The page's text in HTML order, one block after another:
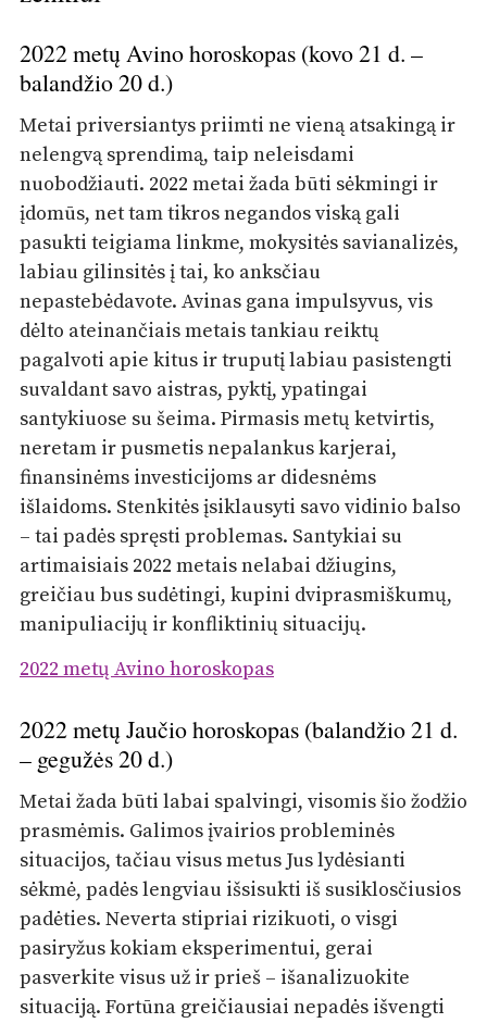
2022 metų Avino horoskopas (kovo 21 d. –
balandžio 20 d.)
Metai priversiantys priimti ne vieną atsakingą ir
nelengvą sprendimą, taip neleisdami
nuobodžiauti. 2022 metai žada būti sėkmingi ir
įdomūs, net tam tikros negandos viską gali
pasukti teigiama linkme, mokysitės savianalizės,
labiau gilinsitės į tai, ko anksčiau
nepastebėdavote. Avinas gana impulsyvus, vis
dėlto ateinančiais metais tankiau reiktų
pagalvoti apie kitus ir truputį labiau pasistengti
suvaldant savo aistras, pyktį, ypatingai
santykiuose su šeima. Pirmasis metų ketvirtis,
neretam ir pusmetis nepalankus karjerai,
finansinėms investicijoms ar didesnėms
išlaidoms. Stenkitės įsiklausyti savo vidinio balso
– tai padės spręsti problemas. Santykiai su
artimaisiais 2022 metais nelabai džiugins,
greičiau bus sudėtingi, kupini dviprasmiškumų,
manipuliacijų ir konfliktinių situacijų.
2022 metų Avino horoskopas
2022 metų Jaučio horoskopas (balandžio 21 d.
– gegužės 20 d.)
Metai žada būti labai spalvingi, visomis šio žodžio
prasmėmis. Galimos įvairios probleminės
situacijos, tačiau visus metus Jus lydėsianti
sėkmė, padės lengviau išsisukti iš susiklosčiusios
padėties. Neverta stipriai rizikuoti, o visgi
pasiryžus kokiam eksperimentui, gerai
pasverkite visus už ir prieš – išanalizuokite
situaciją. Fortūna greičiausiai nepadės išvengti